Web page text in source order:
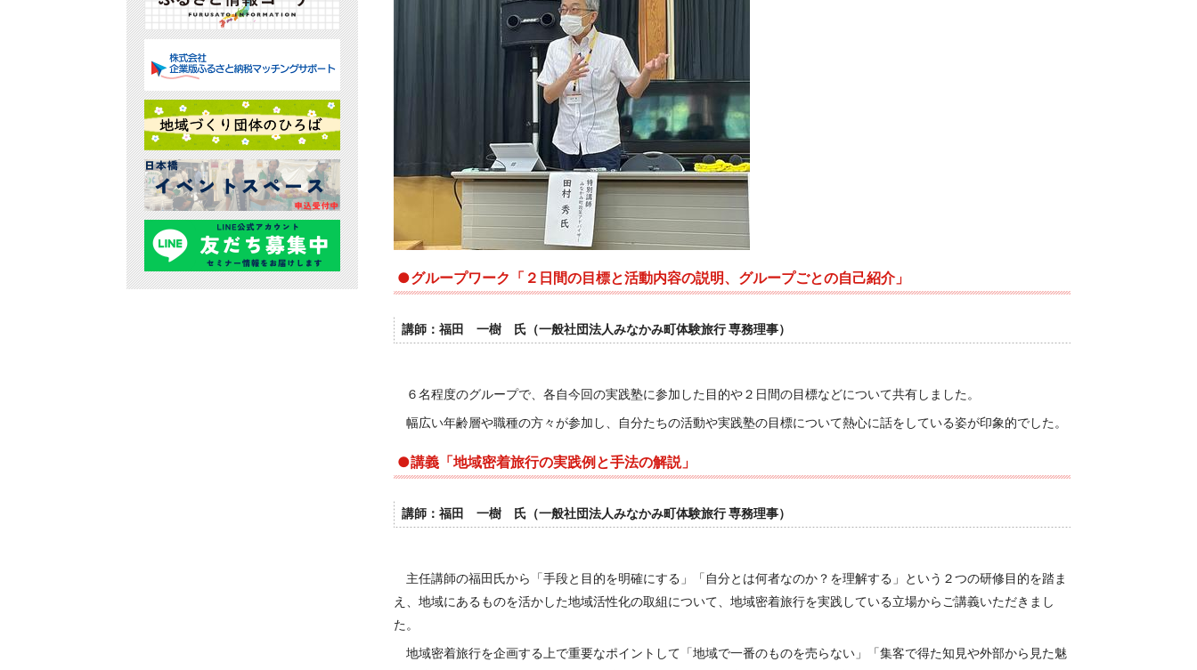
●グループワーク「２日間の目標と活動内容の説明、グループごとの自己紹介」
講師：福田 一樹 氏（一般社団法人みなかみ町体験旅行 専務理事）
６名程度のグループで、各自今回の実践塾に参加した目的や２日間の目標などについて共有しました。
幅広い年齢層や職種の方々が参加し、自分たちの活動や実践塾の目標について熱心に話をしている姿が印象的でした。
●講義「地域密着旅行の実践例と手法の解説」
講師：福田 一樹 氏（一般社団法人みなかみ町体験旅行 専務理事）
主任講師の福田氏から「手段と目的を明確にする」「自分とは何者なのか？を理解する」という２つの研修目的を踏ま
え、地域にあるものを活かした地域活性化の取組について、地域密着旅行を実践している立場からご講義いただきまし
た。
地域密着旅行を企画する上で重要なポイントして「地域で一番のものを売らない」「集客で得た知見や外部から見た魅